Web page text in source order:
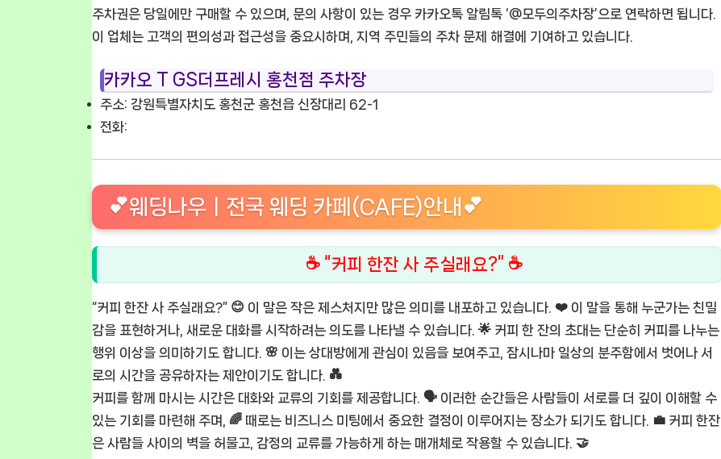
주차권은 당일에만 구매할 수 있으며, 문의 사항이 있는 경우 카카오톡 알림톡 ‘@모두의주차장’으로 연락하면 됩니다.
이 업체는 고객의 편의성과 접근성을 중요시하며, 지역 주민들의 주차 문제 해결에 기여하고 있습니다.
카카오 T GS더프레시 홍천점 주차장
주소: 강원특별자치도 홍천군 홍천읍 신장대리 62-1
전화:
💕웨딩나우ㅣ전국 웨딩 카페(CAFE)안내💕
☕ “커피 한잔 사 주실래요?” ☕
“커피 한잔 사 주실래요?” 😊 이 말은 작은 제스처지만 많은 의미를 내포하고 있습니다. ❤️ 이 말을 통해 누군가는 친밀
감을 표현하거나, 새로운 대화를 시작하려는 의도를 나타낼 수 있습니다. 🌟 커피 한 잔의 초대는 단순히 커피를 나누는
행위 이상을 의미하기도 합니다. 🌸 이는 상대방에게 관심이 있음을 보여주고, 잠시나마 일상의 분주함에서 벗어나 서
로의 시간을 공유하자는 제안이기도 합니다. 💑
커피를 함께 마시는 시간은 대화와 교류의 기회를 제공합니다. 🗣️ 이러한 순간들은 사람들이 서로를 더 깊이 이해할 수
있는 기회를 마련해 주며, 🌈 때로는 비즈니스 미팅에서 중요한 결정이 이루어지는 장소가 되기도 합니다. 💼 커피 한잔
은 사람들 사이의 벽을 허물고, 감정의 교류를 가능하게 하는 매개체로 작용할 수 있습니다. 🤝